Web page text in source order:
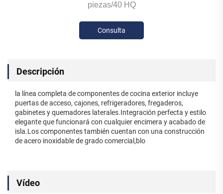
piezas/40 HQ
Consulta
Descripción
la línea completa de componentes de cocina exterior incluye
puertas de acceso, cajones, refrigeradores, fregaderos,
gabinetes y quemadores laterales.Integración perfecta y estilo
elegante que funcionará con cualquier encimera y acabado de
isla.Los componentes también cuentan con una construcción
de acero inoxidable de grado comercial,blo
Vídeo